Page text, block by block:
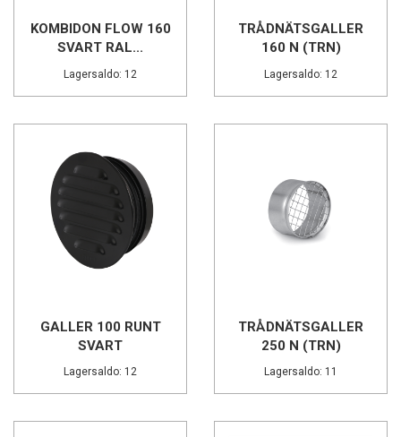
KOMBIDON FLOW 160
SVART RAL...
Lagersaldo: 12
TRÅDNÄTSGALLER
160 N (TRN)
Lagersaldo: 12
GALLER 100 RUNT
SVART
Lagersaldo: 12
TRÅDNÄTSGALLER
250 N (TRN)
Lagersaldo: 11